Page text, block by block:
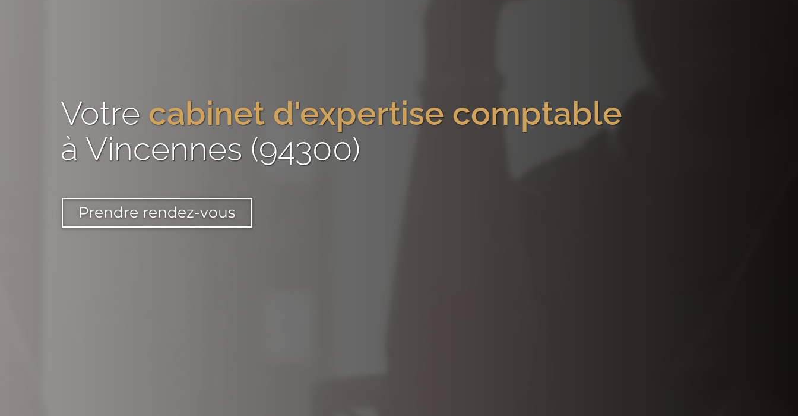
Votre cabinet d'expertise comptable
à Vincennes (94300)
Prendre rendez-vous